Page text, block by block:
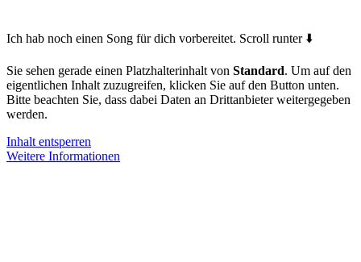
Ich hab noch einen Song für dich vorbereitet. Scroll runter ⬇️​
Sie sehen gerade einen Platzhalterinhalt von Standard. Um auf den
eigentlichen Inhalt zuzugreifen, klicken Sie auf den Button unten.
Bitte beachten Sie, dass dabei Daten an Drittanbieter weitergegeben
werden.
Inhalt entsperren
Weitere Informationen